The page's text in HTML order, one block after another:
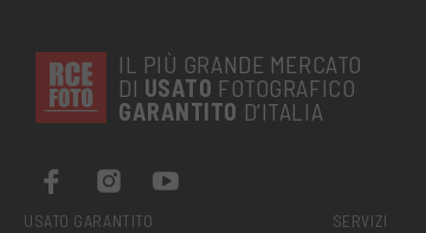
IL PIÙ GRANDE MERCATO
DI USATO FOTOGRAFICO
GARANTITO D’ITALIA
USATO GARANTITO SERVIZI